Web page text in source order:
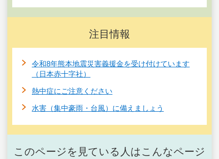
注目情報
令和8年熊本地震災害義援金を受け付けています
（日本赤十字社）
熱中症にご注意ください
水害（集中豪雨・台風）に備えましょう
このページを見ている人はこんなページ